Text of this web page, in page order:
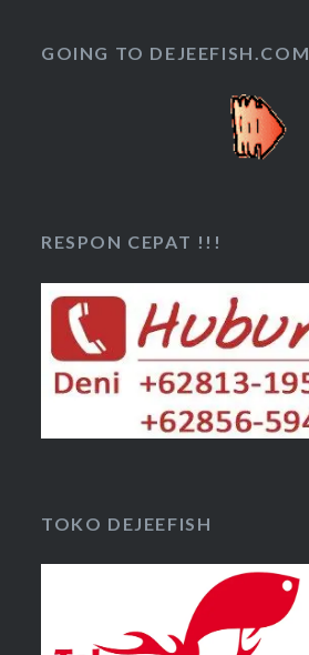
GOING TO DEJEEFISH.COM
RESPON CEPAT !!!
TOKO DEJEEFISH